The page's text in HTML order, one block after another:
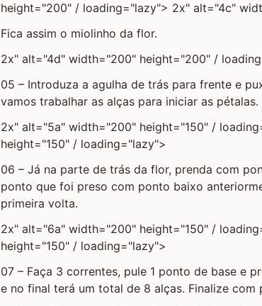
height="200" / loading="lazy"> 2x" alt="4c"
Fica assim o miolinho da flor.
2x" alt="4d" width="200" height="200" /
05 – Introduza a agulha de trás para frente e
vamos trabalhar as alças para iniciar as pétalas.
2x" alt="5a" width="200" height="150" /
height="150" / loading="lazy">
06 – Já na parte de trás da flor, prenda com
ponto que foi preso com ponto baixo
primeira volta.
2x" alt="6a" width="200" height="150" /
height="150" / loading="lazy">
07 – Faça 3 correntes, pule 1 ponto de base e
e no final terá um total de 8 alças. Finalize